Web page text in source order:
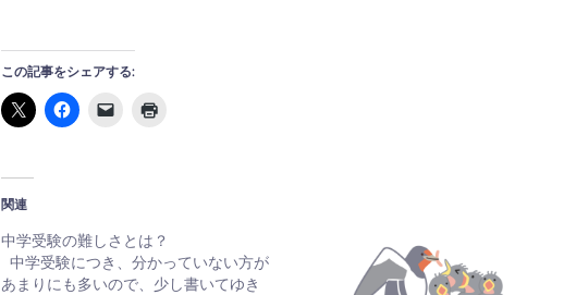
この記事をシェアする:
関連
中学受験の難しさとは？
中学受験につき、分かっていない方が
あまりにも多いので、少し書いてゆき